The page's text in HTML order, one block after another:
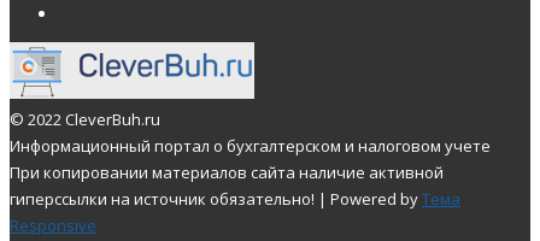
© 2022 CleverBuh.ru
Информационный портал о бухгалтерском и налоговом учете
При копировании материалов сайта наличие активной
гиперссылки на источник обязательно! | Powered byТема
Responsive